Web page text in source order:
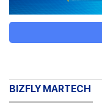
BIZFLY MARTECH